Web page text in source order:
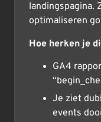
landingspagina.
optimaliseren
Hoe herken je
GA4
Je ziet
events